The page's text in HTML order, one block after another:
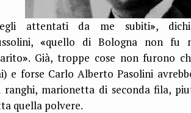
attentati da me subiti»,
«quello di Bologna non fu
». Già, troppe cose non furono
e forse Carlo Alberto Pasolini
ranghi, marionetta di seconda fila,
quella polvere.